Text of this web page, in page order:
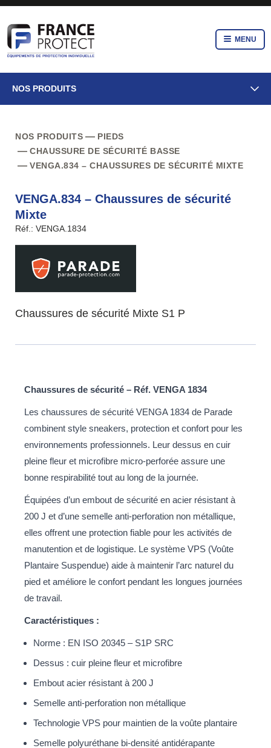
MENU
NOS PRODUITS
NOS PRODUITS
PIEDS
CHAUSSURE DE SÉCURITÉ BASSE
VENGA.834 – CHAUSSURES DE SÉCURITÉ MIXTE
VENGA.834 – Chaussures de sécurité
Mixte
Réf.: VENGA.1834
Chaussures de sécurité Mixte S1 P
Chaussures de sécurité – Réf. VENGA 1834
Les chaussures de sécurité VENGA 1834 de Parade
combinent style sneakers, protection et confort pour les
environnements professionnels. Leur dessus en cuir
pleine fleur et microfibre micro-perforée assure une
bonne respirabilité tout au long de la journée.
Équipées d’un embout de sécurité en acier résistant à
200 J et d’une semelle anti-perforation non métallique,
elles offrent une protection fiable pour les activités de
manutention et de logistique. Le système VPS (Voûte
Plantaire Suspendue) aide à maintenir l’arc naturel du
pied et améliore le confort pendant les longues journées
de travail.
Caractéristiques :
Norme : EN ISO 20345 – S1P SRC
Dessus : cuir pleine fleur et microfibre
Embout acier résistant à 200 J
Semelle anti-perforation non métallique
Technologie VPS pour maintien de la voûte plantaire
Semelle polyuréthane bi-densité antidérapante